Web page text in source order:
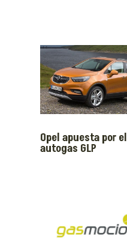
Opel apuesta por el
autogas GLP